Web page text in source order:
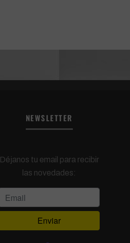
NEWSLETTER
Déjanos tu email para recibir
las novedades: